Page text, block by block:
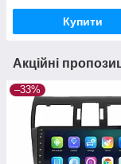
Купити
Акційні
–33%